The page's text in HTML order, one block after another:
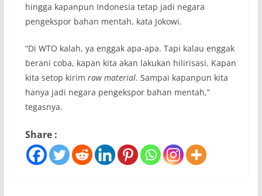
hingga kapanpun Indonesia tetap jadi negara
pengekspor bahan mentah, kata Jokowi.
“Di WTO kalah, ya enggak apa-apa. Tapi kalau enggak
berani coba, kapan kita akan lakukan hilirisasi. Kapan
kita setop kirim raw material. Sampai kapanpun kita
hanya jadi negara pengekspor bahan mentah,”
tegasnya.
Share :